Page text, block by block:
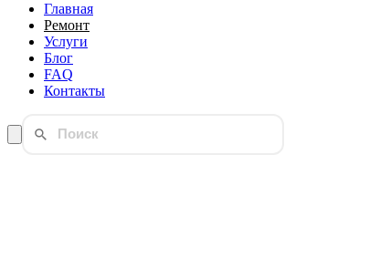
Главная
Ремонт
Услуги
Блог
FAQ
Контакты